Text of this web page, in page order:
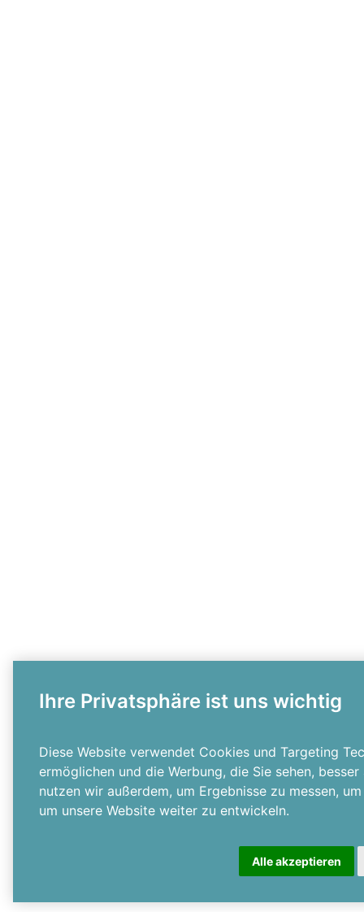
Ihre Privatsphäre ist uns wichtig
Diese Website verwendet Cookies und Targeting
ermöglichen und die Werbung, die Sie sehen,
nutzen wir außerdem, um Ergebnisse zu messen,
um unsere Website weiter zu entwickeln.
Alle akzeptieren